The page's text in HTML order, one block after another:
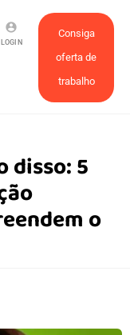
Consiga
oferta de
trabalho
account_circle
LOGIN
disso: 5
o